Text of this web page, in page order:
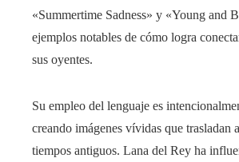
«Summertime Sadness» y «Young and
ejemplos notables de cómo logra
sus oyentes.
Su empleo del lenguaje es
creando imágenes vívidas que trasladan
tiempos antiguos. Lana del Rey ha